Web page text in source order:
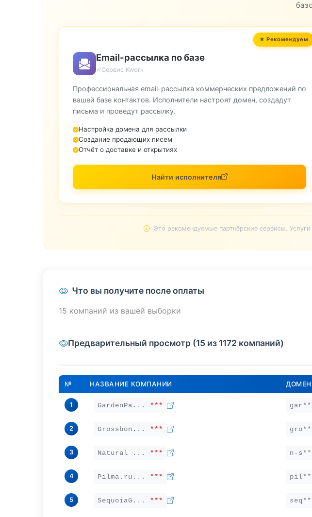
Email-рассылка по базе
Сервис Kwork
Профессиональная email-рассылка коммерческих предложений по
вашей базе контактов. Исполнители настроят домен, создадут
письма и проведут рассылку.
Настройка домена для рассылки
Создание продающих писем
Отчёт о доставке и открытиях
Найти исполнителя
Это рекомендуемые партнёрские сервисы.
Что вы получите после оплаты
15 компаний из вашей выборки
Предварительный просмотр (15 из 1172 компаний)
№ НАЗВАНИЕ КОМПАНИИ ДОМЕН
1 GardenPa... ***
2 Grossbon... ***
3 Natural ... *** n-
4 Pilma.ru... ***
5 SequoiaG... ***